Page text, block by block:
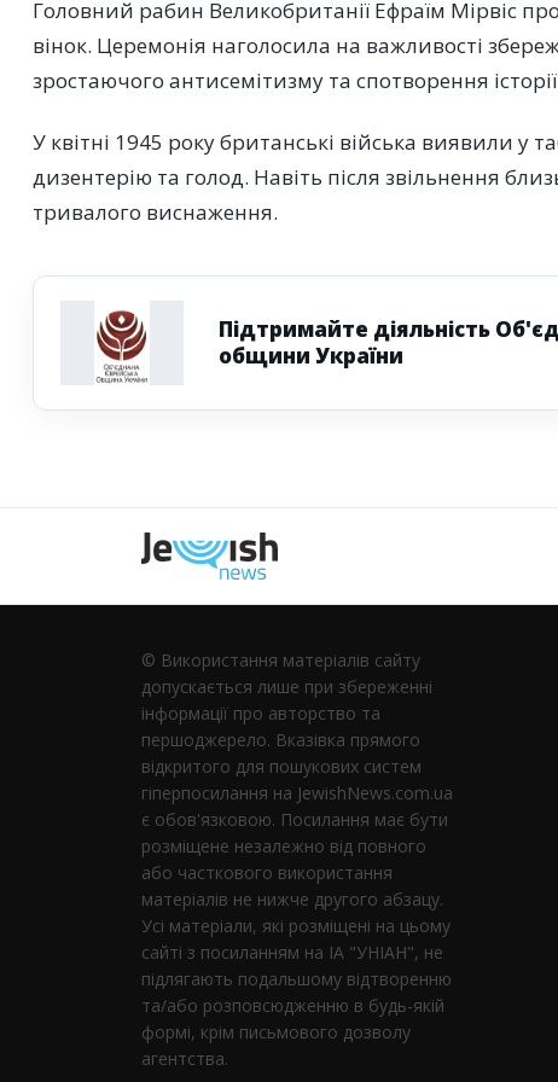
Головний рабин Великобританії Ефраїм Мірвіс
вінок. Церемонія наголосила на важливості
зростаючого антисемітизму та спотворення
У квітні 1945 року британські війська виявили у
дизентерію та голод. Навіть після звільнення
тривалого виснаження.
Підтримайте діяльність
общини України
© Використання матеріалів сайту
допускається лише при збереженні
інформації про авторство та
першоджерело. Вказівка ​​прямого
відкритого для пошукових систем
гіперпосилання на JewishNews.com.ua
є обов'язковою. Посилання має бути
розміщене незалежно від повного
або часткового використання
матеріалів не нижче другого абзацу.
Усі матеріали, які розміщені на цьому
сайті з посиланням на ІА "УНІАН", не
підлягають подальшому відтворенню
та/або розповсюдженню в будь-якій
формі, крім письмового дозволу
агентства.